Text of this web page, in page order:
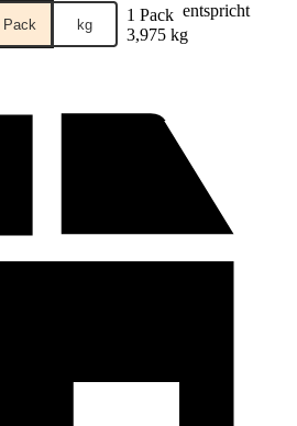
Pack kg 1 Pack entspricht
3,975 kg